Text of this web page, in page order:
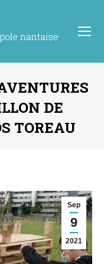
DE
TOREAU
Sep
9
2021